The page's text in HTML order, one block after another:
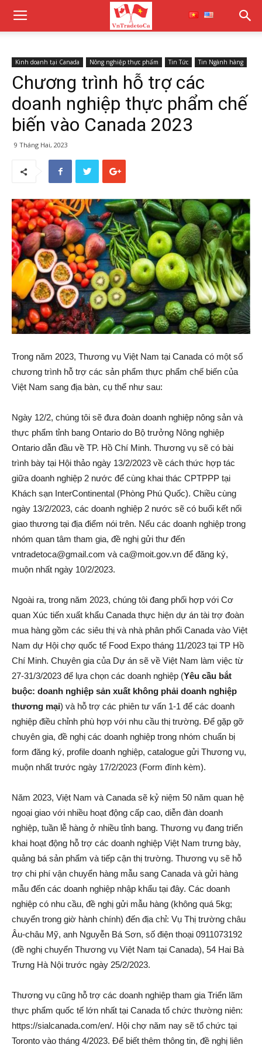
Kinh doanh tại Canada Nông nghiệp thực phẩm Tin Tức Tin Ngành hàng
Chương trình hỗ trợ các
doanh nghiệp thực phẩm chế
biến vào Canada 2023
9 Tháng Hai, 2023
Trong năm 2023, Thương vụ Việt Nam tại Canada có một số
chương trình hỗ trợ các sản phẩm thực phẩm chế biến của
Việt Nam sang địa bàn, cụ thể như sau:
Ngày 12/2, chúng tôi sẽ đưa đoàn doanh nghiệp nông sản và
thực phẩm tỉnh bang Ontario do Bộ trưởng Nông nghiệp
Ontario dẫn đầu về TP. Hồ Chí Minh. Thương vụ sẽ có bài
trình bày tại Hội thảo ngày 13/2/2023 về cách thức hợp tác
giữa doanh nghiệp 2 nước để cùng khai thác CPTPPP tại
Khách sạn InterContinental (Phòng Phú Quốc). Chiều cùng
ngày 13/2/2023, các doanh nghiệp 2 nước sẽ có buổi kết nối
giao thương tại địa điểm nói trên. Nếu các doanh nghiệp trong
nhóm quan tâm tham gia, đề nghị gửi thư đến
vntradetoca@gmail.com và ca@moit.gov.vn để đăng ký,
muộn nhất ngày 10/2/2023.
Ngoài ra, trong năm 2023, chúng tôi đang phối hợp với Cơ
quan Xúc tiến xuất khẩu Canada thực hiện dự án tài trợ đoàn
mua hàng gồm các siêu thị và nhà phân phối Canada vào Việt
Nam dự Hội chợ quốc tế Food Expo tháng 11/2023 tại TP Hồ
Chí Minh. Chuyên gia của Dự án sẽ về Việt Nam làm việc từ
27-31/3/2023 để lựa chọn các doanh nghiệp (Yêu cầu bắt
buộc: doanh nghiệp sản xuất không phải doanh nghiệp
thương mại) và hỗ trợ các phiên tư vấn 1-1 để các doanh
nghiệp điều chỉnh phù hợp với nhu cầu thị trường. Để gặp gỡ
chuyên gia, đề nghị các doanh nghiệp trong nhóm chuẩn bị
form đăng ký, profile doanh nghiệp, catalogue gửi Thương vụ,
muộn nhất trước ngày 17/2/2023 (Form đính kèm).
Năm 2023, Việt Nam và Canada sẽ kỷ niệm 50 năm quan hệ
ngoại giao với nhiều hoạt động cấp cao, diễn đàn doanh
nghiệp, tuần lễ hàng ở nhiều tỉnh bang. Thương vụ đang triển
khai hoạt động hỗ trợ các doanh nghiệp Việt Nam trưng bày,
quảng bá sản phẩm và tiếp cận thị trường. Thương vụ sẽ hỗ
trợ chi phí vận chuyển hàng mẫu sang Canada và gửi hàng
mẫu đến các doanh nghiệp nhập khẩu tại đây. Các doanh
nghiệp có nhu cầu, đề nghị gửi mẫu hàng (không quá 5kg;
chuyển trong giờ hành chính) đến địa chỉ: Vụ Thị trường châu
Âu-châu Mỹ, anh Nguyễn Bá Sơn, số điện thoại 0911073192
(đề nghị chuyển Thương vụ Việt Nam tại Canada), 54 Hai Bà
Trưng Hà Nội trước ngày 25/2/2023.
Thương vụ cũng hỗ trợ các doanh nghiệp tham gia Triển lãm
thực phẩm quốc tế lớn nhất tại Canada tổ chức thường niên:
https://sialcanada.com/en/. Hội chợ năm nay sẽ tổ chức tại
Toronto vào tháng 4/2023. Để biết thêm thông tin, đề nghị liên